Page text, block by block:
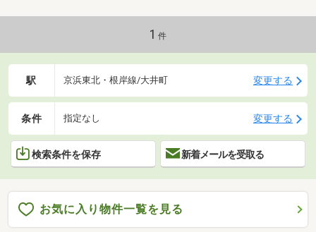
1 件
駅 京浜東北・根岸線/大井町 変更する
条件 指定なし 変更する
検索条件を保存 新着メールを受取る
お気に入り物件一覧を見る